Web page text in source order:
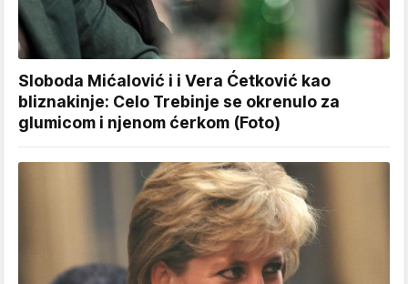
Sloboda Mićalović i i Vera Ćetković kao
bliznakinje: Celo Trebinje se okrenulo za
glumicom i njenom ćerkom (Foto)